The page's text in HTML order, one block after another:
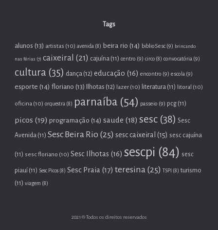
Tags
alunos (13) artistas (10) avenida (8) beira rio (14) biblioSesc (9) brincando
nas férias (7) caixeiral (21) cajuína (11) centro (9) circo (8) convocatória (9)
cultura (35) dança (12) educação (16) encontro (9) escola (9)
esporte (14) floriano (13) Ilhotas (12) lazer (10) literatura (11) litoral (10)
oficina (10) orquestra (8) parnaíba (54) passeio (9) pcg (11)
picos (19) programação (14) saude (18) sesc (38) Sesc
Avenida (11) Sesc Beira Rio (25) sesc caixeiral (15) sesc cajuína
(11) sesc floriano (10) Sesc Ilhotas (16) sescpi (84) sesc
piauí (11) Sesc Picos (8) Sesc Praia (17) teresina (25) TSPI (8) turismo
(11) viagem (8)
2021 © Todos os direitos reservados